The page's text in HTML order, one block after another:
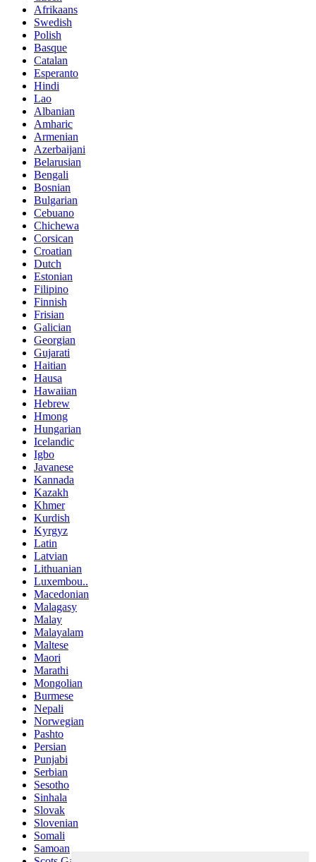
Afrikaans
Swedish
Polish
Basque
Catalan
Esperanto
Hindi
Lao
Albanian
Amharic
Armenian
Azerbaijani
Belarusian
Bengali
Bosnian
Bulgarian
Cebuano
Chichewa
Corsican
Croatian
Dutch
Estonian
Filipino
Finnish
Frisian
Galician
Georgian
Gujarati
Haitian
Hausa
Hawaiian
Hebrew
Hmong
Hungarian
Icelandic
Igbo
Javanese
Kannada
Kazakh
Khmer
Kurdish
Kyrgyz
Latin
Latvian
Lithuanian
Luxembou..
Macedonian
Malagasy
Malay
Malayalam
Maltese
Maori
Marathi
Mongolian
Burmese
Nepali
Norwegian
Pashto
Persian
Punjabi
Serbian
Sesotho
Sinhala
Slovak
Slovenian
Somali
Samoan